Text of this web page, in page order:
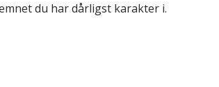
du har dårligst karakter i.